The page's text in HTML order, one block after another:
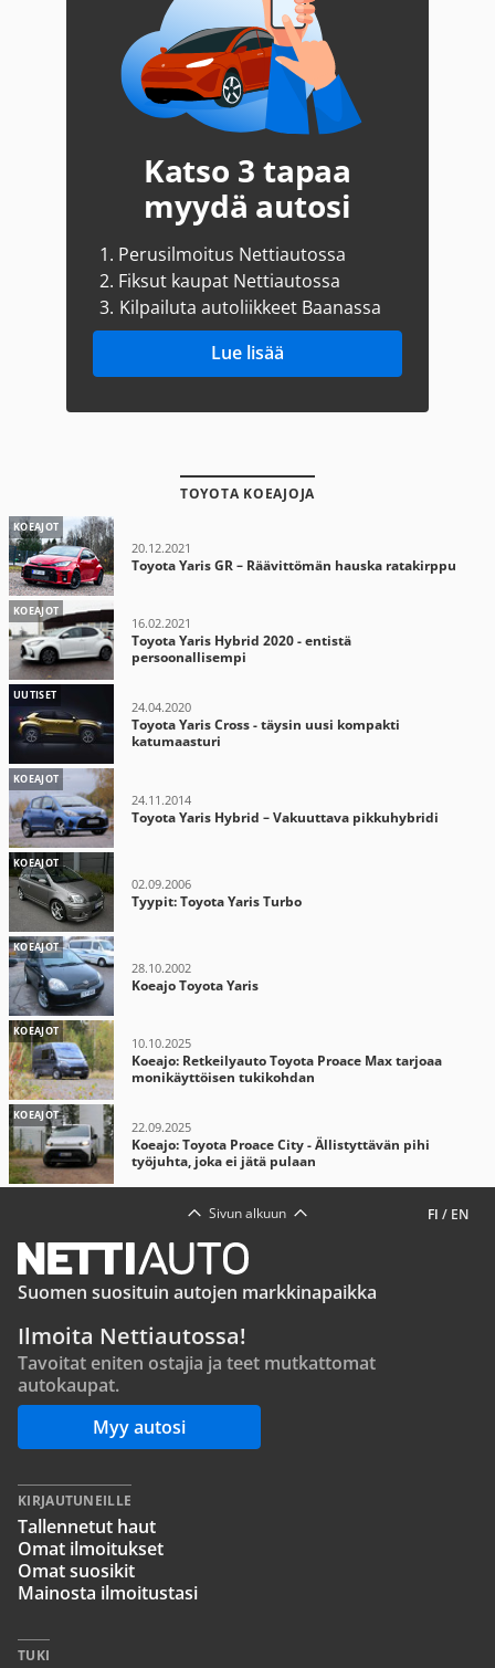
Katso 3 tapaa
myydä autosi
1. Perusilmoitus Nettiautossa
2. Fiksut kaupat Nettiautossa
3. Kilpailuta autoliikkeet Baanassa
Lue lisää
TOYOTA KOEAJOJA
KOEAJOT
20.12.2021
Toyota Yaris GR – Räävittömän hauska ratakirppu
KOEAJOT
16.02.2021
Toyota Yaris Hybrid 2020 - entistä
persoonallisempi
UUTISET
24.04.2020
Toyota Yaris Cross - täysin uusi kompakti
katumaasturi
KOEAJOT
24.11.2014
Toyota Yaris Hybrid – Vakuuttava pikkuhybridi
KOEAJOT
02.09.2006
Tyypit: Toyota Yaris Turbo
KOEAJOT
28.10.2002
Koeajo Toyota Yaris
KOEAJOT
10.10.2025
Koeajo: Retkeilyauto Toyota Proace Max tarjoaa
monikäyttöisen tukikohdan
KOEAJOT
22.09.2025
Koeajo: Toyota Proace City - Ällistyttävän pihi
työjuhta, joka ei jätä pulaan
FI / EN
Sivun alkuun
Suomen suosituin autojen markkinapaikka
Ilmoita Nettiautossa!
Tavoitat eniten ostajia ja teet mutkattomat
autokaupat.
Myy autosi
KIRJAUTUNEILLE
Tallennetut haut
Omat ilmoitukset
Omat suosikit
Mainosta ilmoitustasi
TUKI